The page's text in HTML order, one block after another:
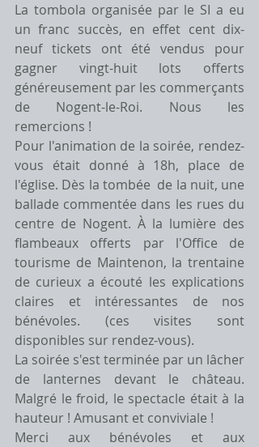
La tombola organisée par le SI a eu
un franc succès, en effet cent dix-
neuf tickets ont été vendus pour
gagner vingt-huit lots offerts
généreusement par les commerçants
de Nogent-le-Roi. Nous les
remercions !
Pour l'animation de la soirée, rendez-
vous était donné à 18h, place de
l'église. Dès la tombée  de la nuit, une
ballade commentée dans les rues du
centre de Nogent. À la lumière des
flambeaux offerts par l'Office de
tourisme de Maintenon, la trentaine
de curieux a écouté les explications
claires et intéressantes de nos
bénévoles. (ces visites sont
disponibles sur rendez-vous).
La soirée s'est terminée par un lâcher
de lanternes devant le château.
Malgré le froid, le spectacle était à la
hauteur ! Amusant et conviviale !
Merci aux bénévoles et aux